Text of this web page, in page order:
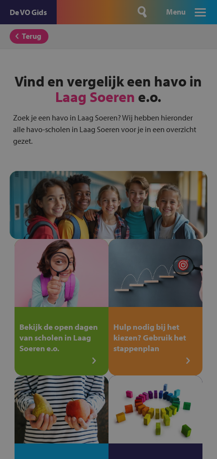
De VO Gids Menu
Terug
Vind en vergelijk een havo in
Laag Soeren e.o.
Zoek je een havo in Laag Soeren? Wij hebben hieronder
alle havo-scholen in Laag Soeren voor je in een overzicht
gezet.
Bekijk de open dagen
van scholen in Laag
Soeren e.o.
Hulp nodig bij het
kiezen? Gebruik het
stappenplan